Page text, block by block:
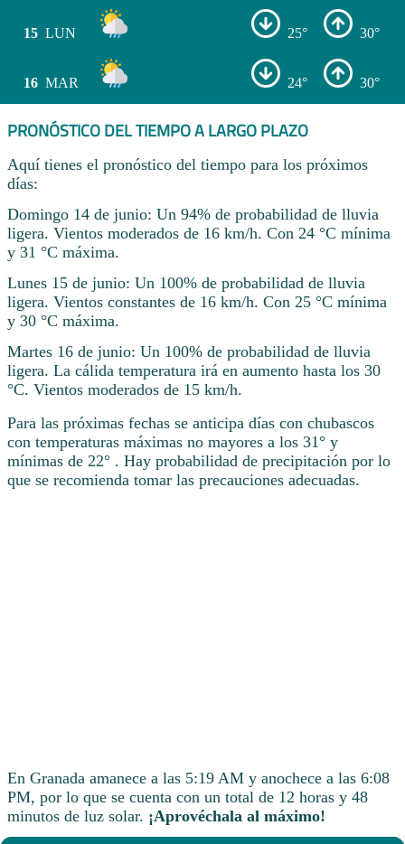
15 LUN 25° 30°
16 MAR 24° 30°
PRONÓSTICO DEL TIEMPO A LARGO PLAZO
Aquí tienes el pronóstico del tiempo para los próximos
días:
Domingo 14 de junio: Un 94% de probabilidad de lluvia
ligera. Vientos moderados de 16 km/h. Con 24 °C mínima
y 31 °C máxima.
Lunes 15 de junio: Un 100% de probabilidad de lluvia
ligera. Vientos constantes de 16 km/h. Con 25 °C mínima
y 30 °C máxima.
Martes 16 de junio: Un 100% de probabilidad de lluvia
ligera. La cálida temperatura irá en aumento hasta los 30
°C. Vientos moderados de 15 km/h.
Para las próximas fechas se anticipa días con chubascos
con temperaturas máximas no mayores a los 31° y
mínimas de 22° . Hay probabilidad de precipitación por lo
que se recomienda tomar las precauciones adecuadas.
En Granada amanece a las 5:19 AM y anochece a las 6:08
PM, por lo que se cuenta con un total de 12 horas y 48
minutos de luz solar. ¡Aprovéchala al máximo!